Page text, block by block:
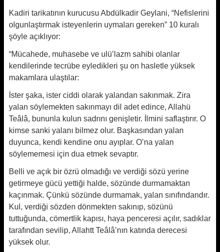
Kadiri tarikatının kurucusu Abdülkadir Geylani, “Nefislerini
olgunlaştırmak isteyenlerin uymaları gereken” 10 kuralı
şöyle açıklıyor:
“Mücahede, muhasebe ve ulü’lazm sahibi olanlar
kendilerinde tecrübe eyledikleri şu on hasletle yüksek
makamlara ulaştılar:
İster şaka, ister ciddi olarak yalandan sakınmak. Zira
yalan söylemekten sakınmayı dil adet edince, Allahü
Teâlâ, bununla kulun sadrını genişletir. İlmini saflaştırır. O
kimse sanki yalanı bilmez olur. Başkasından yalan
duyunca, kendi kendine onu ayıplar. O’na yalan
söylememesi için dua etmek sevaptır.
Belli ve açık bir özrü olmadığı ve verdiği sözü yerine
getirmeye gücü yettiği halde, sözünde durmamaktan
kaçınmak. Çünkü sözünde durmamak, yalan sınıfındandır.
Kul, verdiği sözden dönmekten sakınıp, sözünü
tuttuğunda, cömertlik kapısı, haya penceresi açılır, sadıklar
tarafından sevilip, Allahtt Teâlâ’nın katında derecesi
yüksek olur.